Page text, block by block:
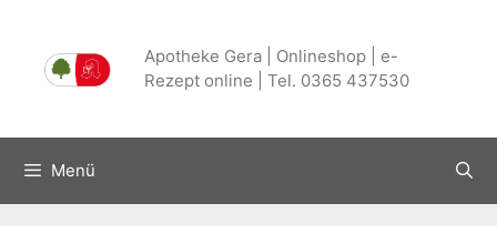
Inhalt
springen
Apotheke Gera | Onlineshop | e-
Rezept online | Tel. 0365 437530
Menü